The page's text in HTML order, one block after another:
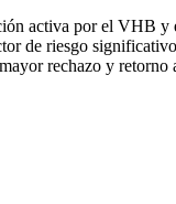
activa por el VHB y
de riesgo
rechazo y retorno